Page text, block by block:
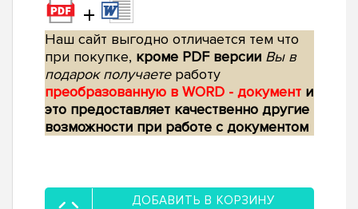
+
Наш сайт выгодно отличается тем что
при покупке, кроме PDF версии Вы в
подарок получаетеработу
преобразованную в WORD - документ и
это предоставляет качественно другие
возможности при работе с документом
ДОБАВИТЬ В КОРЗИНУ